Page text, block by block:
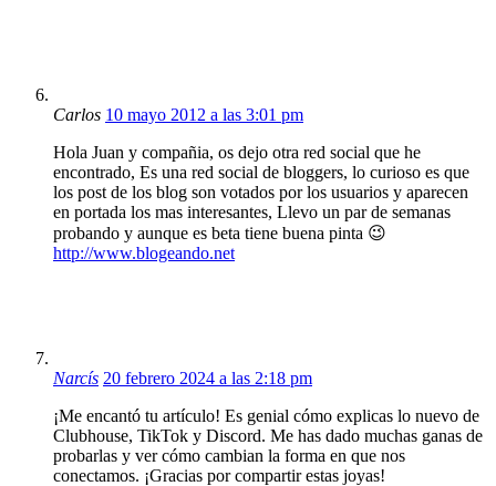
Carlos 10 mayo 2012 a las 3:01 pm
Hola Juan y compañia, os dejo otra red social que he
encontrado, Es una red social de bloggers, lo curioso es que
los post de los blog son votados por los usuarios y aparecen
en portada los mas interesantes, Llevo un par de semanas
probando y aunque es beta tiene buena pinta 😉
http://www.blogeando.net
Narcís 20 febrero 2024 a las 2:18 pm
¡Me encantó tu artículo! Es genial cómo explicas lo nuevo de
Clubhouse, TikTok y Discord. Me has dado muchas ganas de
probarlas y ver cómo cambian la forma en que nos
conectamos. ¡Gracias por compartir estas joyas!